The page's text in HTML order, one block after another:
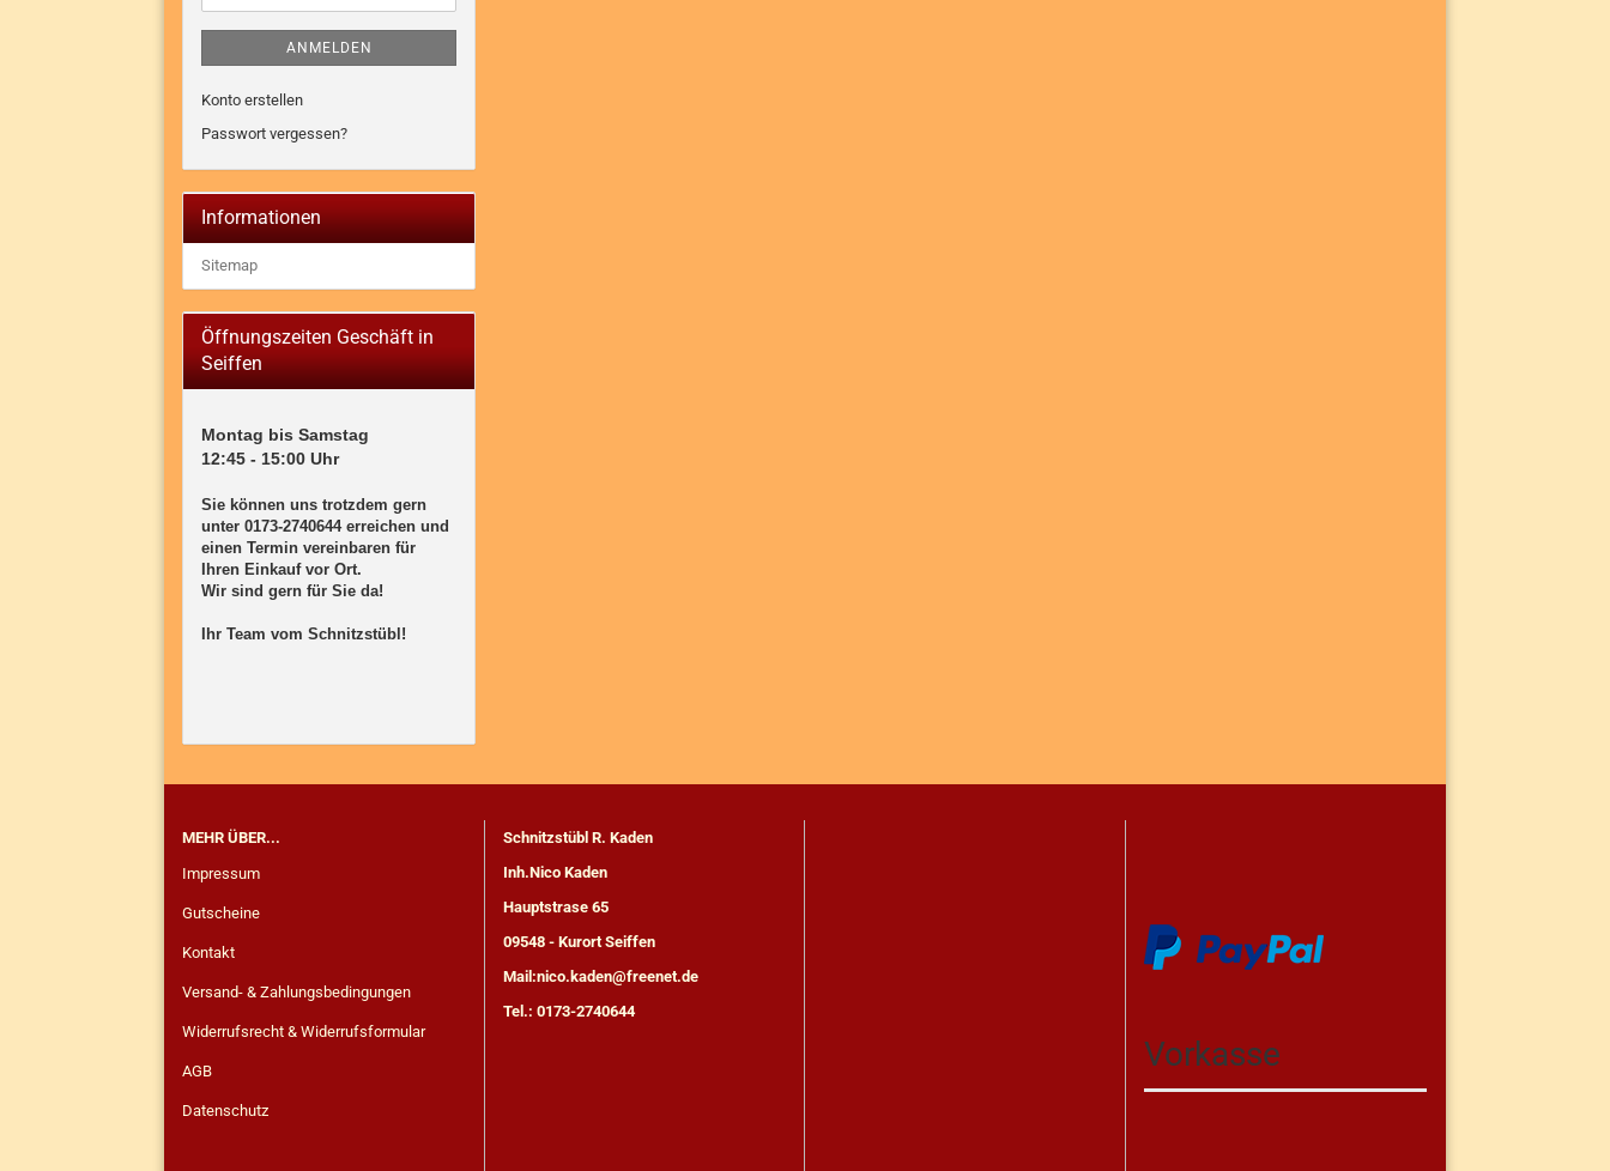
ANMELDEN
Konto erstellen
Passwort vergessen?
Informationen
Sitemap
Öffnungszeiten Geschäft in
Seiffen
Montag bis Samstag
12:45 - 15:00 Uhr
Sie können uns trotzdem gern
unter 0173-2740644 erreichen und
einen Termin vereinbaren für
Ihren Einkauf vor Ort.
Wir sind gern für Sie da!
Ihr Team vom Schnitzstübl!
MEHR ÜBER...
Impressum
Gutscheine
Kontakt
Versand- & Zahlungsbedingungen
Widerrufsrecht & Widerrufsformular
AGB
Datenschutz
Schnitzstübl R. Kaden
Inh.Nico Kaden
Hauptstrase 65
09548 - Kurort Seiffen
Mail:nico.kaden@freenet.de
Tel.: 0173-2740644
Vorkasse